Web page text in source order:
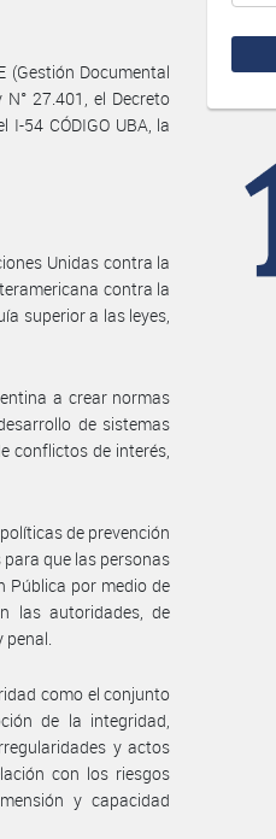
(Gestión Documental
27.401, el Decreto
54 CÓDIGO UBA, la
Unidas contra la
contra la
superior a las leyes,
a crear normas
de sistemas
conflictos de interés,
de prevención
que las personas
Pública por medio de
las autoridades, de
penal.
como el conjunto
de la integridad,
y actos
con los riesgos
y capacidad